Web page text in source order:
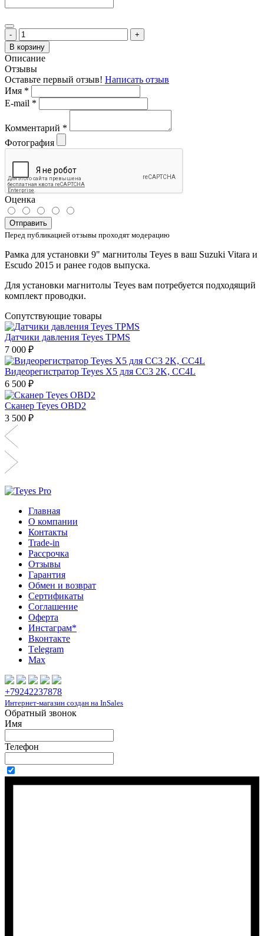
-
+
В корзину
Описание
Отзывы
Оставьте первый отзыв! Написать отзыв
Имя *
E-mail *
Комментарий *
Фотография
Оценка
Отправить
Перед публикацией отзывы проходят модерацию
Рамка для установки 9" магнитолы Teyes в ваш Suzuki Vitara и
Escudo 2015 и ранее годов выпуска.
Для установки магнитолы Teyes вам потребуется подходящий
комплект проводки.
Сопутствующие товары
Датчики давления Teyes TPMS
7 000 ₽
Видеорегистратор Teyes X5 для CC3 2K, CC4L
6 500 ₽
Сканер Teyes OBD2
3 500 ₽
Главная
О компании
Контакты
Trade-in
Рассрочка
Отзывы
Гарантия
Обмен и возврат
Сертификаты
Соглашение
Оферта
Инcтаграм*
Вконтакте
Тelegram
Max
+79242237878
Интернет-магазин создан на InSales
Обратный звонок
Имя
Телефон